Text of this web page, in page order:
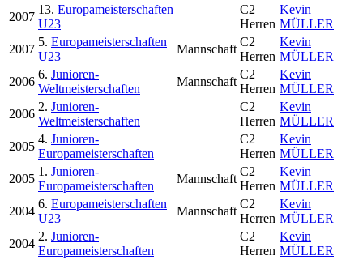
2007
13. Europameisterschaften
U23
C2
Herren
Kevin
MÜLLER
2007
5. Europameisterschaften
U23
Mannschaft
C2
Herren
Kevin
MÜLLER
2006
6. Junioren-
Weltmeisterschaften
Mannschaft
C2
Herren
Kevin
MÜLLER
2006
2. Junioren-
Weltmeisterschaften
C2
Herren
Kevin
MÜLLER
2005
4. Junioren-
Europameisterschaften
C2
Herren
Kevin
MÜLLER
2005
1. Junioren-
Europameisterschaften
Mannschaft
C2
Herren
Kevin
MÜLLER
2004
6. Europameisterschaften
U23
Mannschaft
C2
Herren
Kevin
MÜLLER
2004
2. Junioren-
Europameisterschaften
C2
Herren
Kevin
MÜLLER